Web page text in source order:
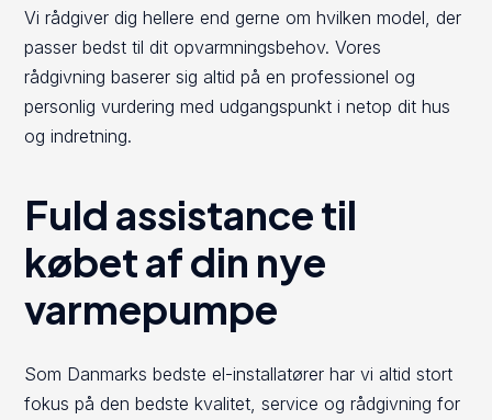
Vi rådgiver dig hellere end gerne om hvilken model, der
passer bedst til dit opvarmningsbehov. Vores
rådgivning baserer sig altid på en professionel og
personlig vurdering med udgangspunkt i netop dit hus
og indretning.
Fuld assistance til
købet af din nye
varmepumpe
Som Danmarks bedste el-installatører har vi altid stort
fokus på den bedste kvalitet, service og rådgivning for